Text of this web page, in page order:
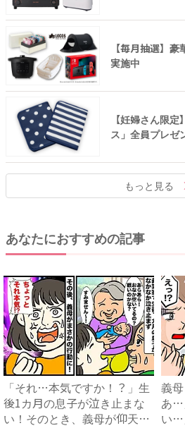
【毎月抽選】
実施中
【妊婦さん限
ス」全員プレゼ
もっと見る
あなたにおすすめの記事
「それ…本気ですか！？」生
後1カ月の息子が泣き止まな
い！そのとき、義母が仰天の
義
あ…
い…